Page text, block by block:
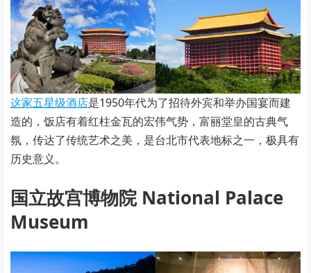
这家五星级酒店是1950年代为了招待外宾和举办国宴而建
造的，饭店有着红柱金瓦的宏伟气势，富丽堂皇的古典气
氛，传达了传统艺术之美，是台北市代表地标之一，极具有
历史意义。
国立故宫博物院 National Palace
Museum